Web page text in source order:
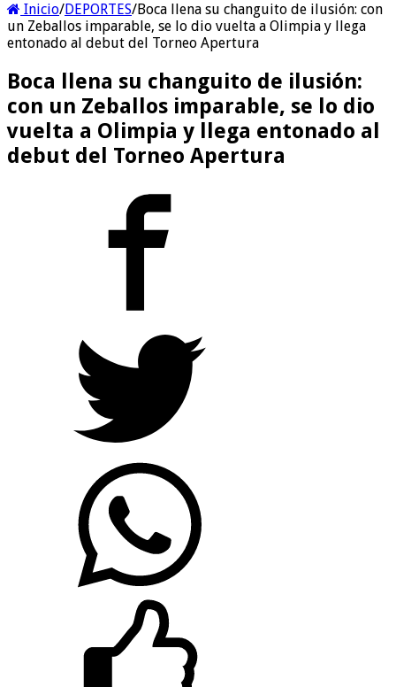
Inicio/DEPORTES/Boca llena su changuito de ilusión: con
un Zeballos imparable, se lo dio vuelta a Olimpia y llega
entonado al debut del Torneo Apertura
Boca llena su changuito de ilusión:
con un Zeballos imparable, se lo dio
vuelta a Olimpia y llega entonado al
debut del Torneo Apertura